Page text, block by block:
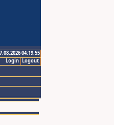
04:19:55
Logout
Login